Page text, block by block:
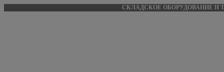
СКЛАДСКОЕ ОБОРУДОВАНИЕ И